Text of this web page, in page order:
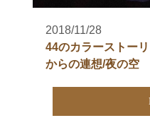
2018/11/28
44のカラーストー
からの連想/夜の空